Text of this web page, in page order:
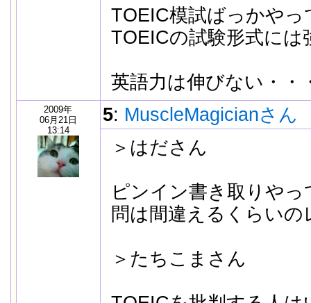
TOEIC模試ばっかや
TOEICの試験形式には
英語力は伸びない・・
2009年
06月21日
13:14
5: MuscleMagicianさん
＞はださん
ピンイン書き取りや
問は間違えるくらいの
＞たちこまさん